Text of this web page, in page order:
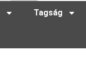
Tagság